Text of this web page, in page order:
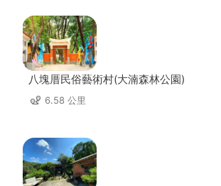
八塊厝民俗藝術村(大湳森林公園)
6.58 公里